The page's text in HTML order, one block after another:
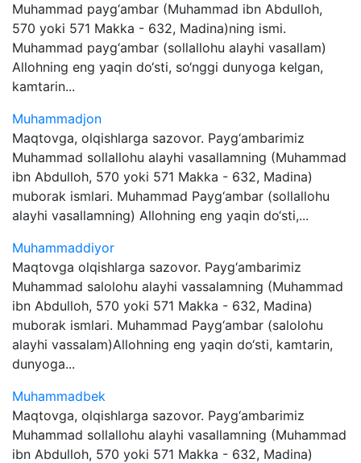
Muhammad payg‘ambar (Muhammad ibn Abdulloh,
570 yoki 571 Makka - 632, Madina)ning ismi.
Muhammad payg‘ambar (sollallohu alayhi vasallam)
Allohning eng yaqin do‘sti, so‘nggi dunyoga kelgan,
kamtarin...
Muhammadjon
Maqtovga, olqishlarga sazovor. Payg‘ambarimiz
Muhammad sollallohu alayhi vasallamning (Muhammad
ibn Abdulloh, 570 yoki 571 Makka - 632, Madina)
muborak ismlari. Muhammad Payg‘ambar (sollallohu
alayhi vasallamning) Allohning eng yaqin do‘sti,...
Muhammaddiyor
Maqtovga olqishlarga sazovor. Payg‘ambarimiz
Muhammad salolohu alayhi vassalamning (Muhammad
ibn Abdulloh, 570 yoki 571 Makka - 632, Madina)
muborak ismlari. Muhammad Payg‘ambar (salolohu
alayhi vassalam)Allohning eng yaqin do‘sti, kamtarin,
dunyoga...
Muhammadbek
Maqtovga, olqishlarga sazovor. Payg‘ambarimiz
Muhammad sollallohu alayhi vasallamning (Muhammad
ibn Abdulloh, 570 yoki 571 Makka - 632, Madina)